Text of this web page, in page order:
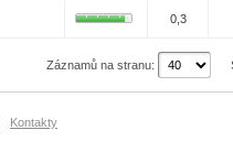
0,3
Záznamů na stranu:
Kontakty